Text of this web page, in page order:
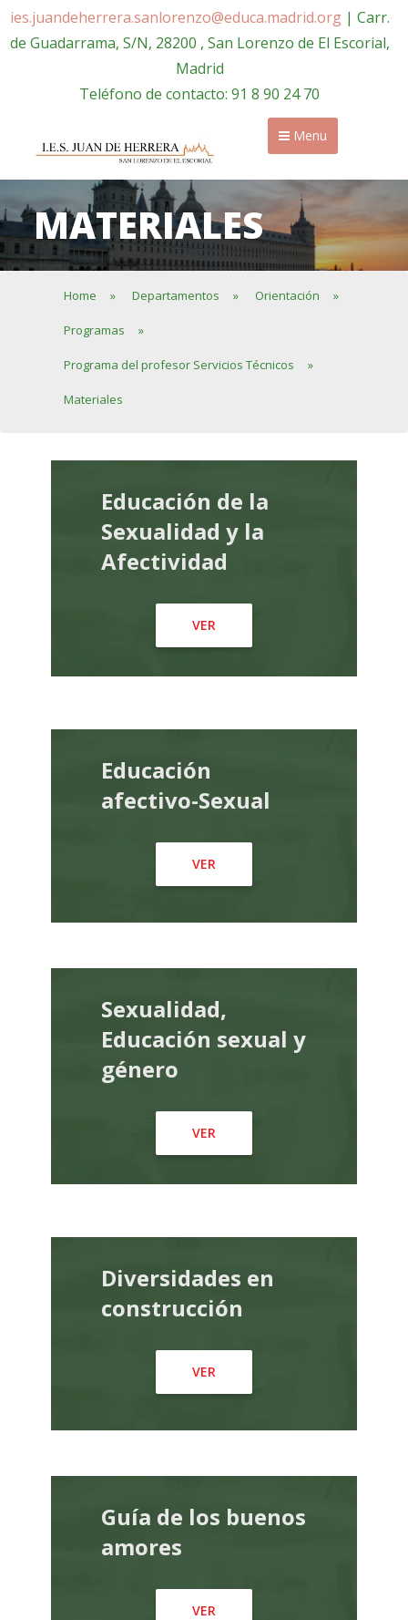
ies.juandeherrera.sanlorenzo@educa.madrid.org| Carr.
de Guadarrama, S/N, 28200 , San Lorenzo de El Escorial,
Madrid
Teléfono de contacto: 91 8 90 24 70
Menu
MATERIALES
Home » Departamentos » Orientación »
Programas »
Programa del profesor Servicios Técnicos »
Materiales
Educación de la
Sexualidad y la
Afectividad
VER
Educación
afectivo-Sexual
VER
Sexualidad,
Educación sexual y
género
VER
Diversidades en
construcción
VER
Guía de los buenos
amores
VER